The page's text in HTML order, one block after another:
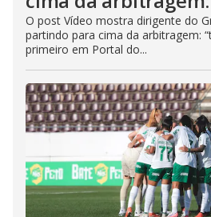
O post Vídeo mostra dirigente do
partindo para cima da arbitragem:
primeiro em Portal do...